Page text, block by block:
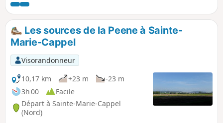
Les sources de la Peene à Sainte-
Marie-Cappel
Visorandonneur
10,17 km
+23 m
-23 m
3h 00
Facile
Départ à Sainte-Marie-Cappel
(Nord)